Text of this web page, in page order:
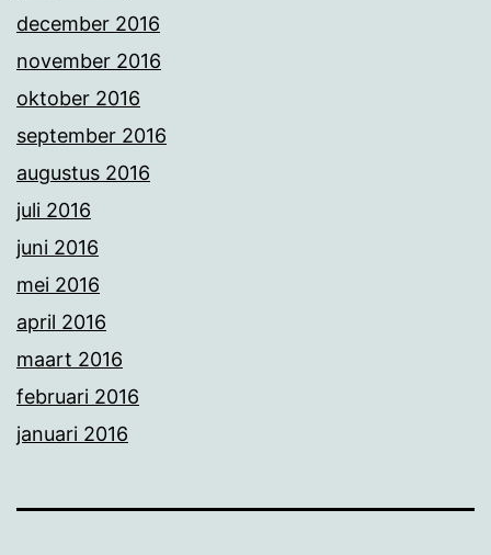
december 2016
november 2016
oktober 2016
september 2016
augustus 2016
juli 2016
juni 2016
mei 2016
april 2016
maart 2016
februari 2016
januari 2016